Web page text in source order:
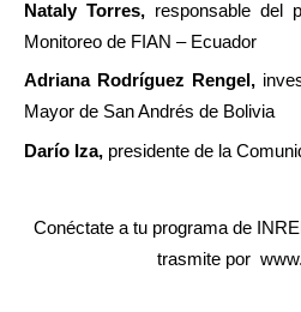
Nataly Torres, responsable del
Monitoreo de FIAN – Ecuador
Adriana Rodríguez Rengel,
Mayor de San Andrés de Bolivia
Darío Iza, presidente de la
Conéctate a tu programa de
trasmite por